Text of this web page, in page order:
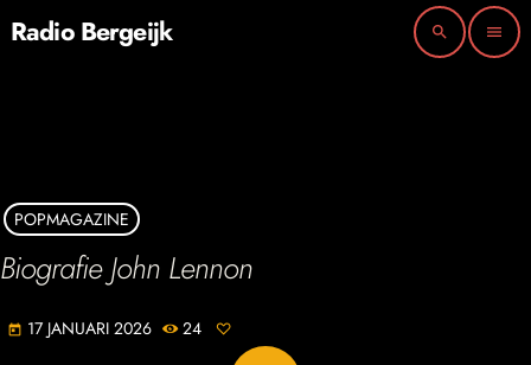
Radio Bergeijk search menu
POPMAGAZINE
Biografie John Lennon
today 17 JANUARI 2026 24